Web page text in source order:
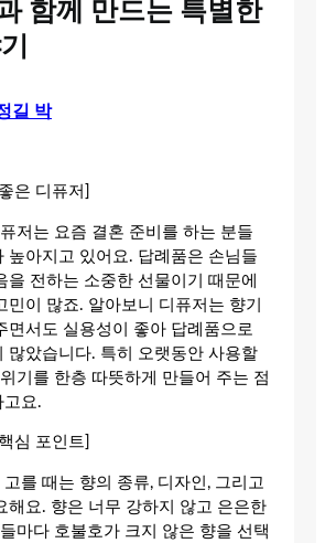
함께 만드는 특별한
길 박
은 디퓨저]
저는 요즘 결혼 준비를 하는 분들
높아지고 있어요. 답례품은 손님들
을 전하는 소중한 선물이기 때문에
민이 많죠. 알아보니 디퓨저는 향기
면서도 실용성이 좋아 답례품으로
많았습니다. 특히 오랫동안 사용할
기를 한층 따뜻하게 만들어 주는 점
고요.
심 포인트]
를 때는 향의 종류, 디자인, 그리고
해요. 향은 너무 강하지 않고 은은한
마다 호불호가 크지 않은 향을 선택